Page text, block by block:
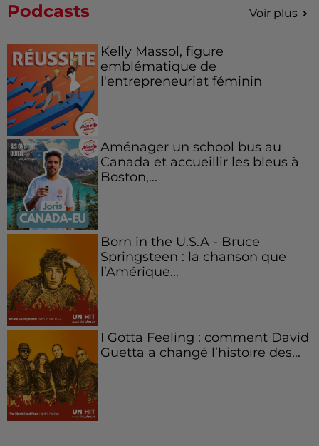
Podcasts Voir plus
Kelly Massol, figure
emblématique de
l'entrepreneuriat féminin
Aménager un school bus au
Canada et accueillir les bleus à
Boston,...
Born in the U.S.A - Bruce
Springsteen : la chanson que
l’Amérique...
I Gotta Feeling : comment David
Guetta a changé l’histoire des...